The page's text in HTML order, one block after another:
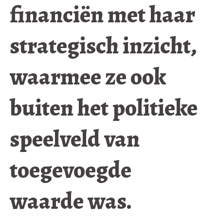
financiën met haar
strategisch inzicht,
waarmee ze ook
buiten het politieke
speelveld van
toegevoegde
waarde was.